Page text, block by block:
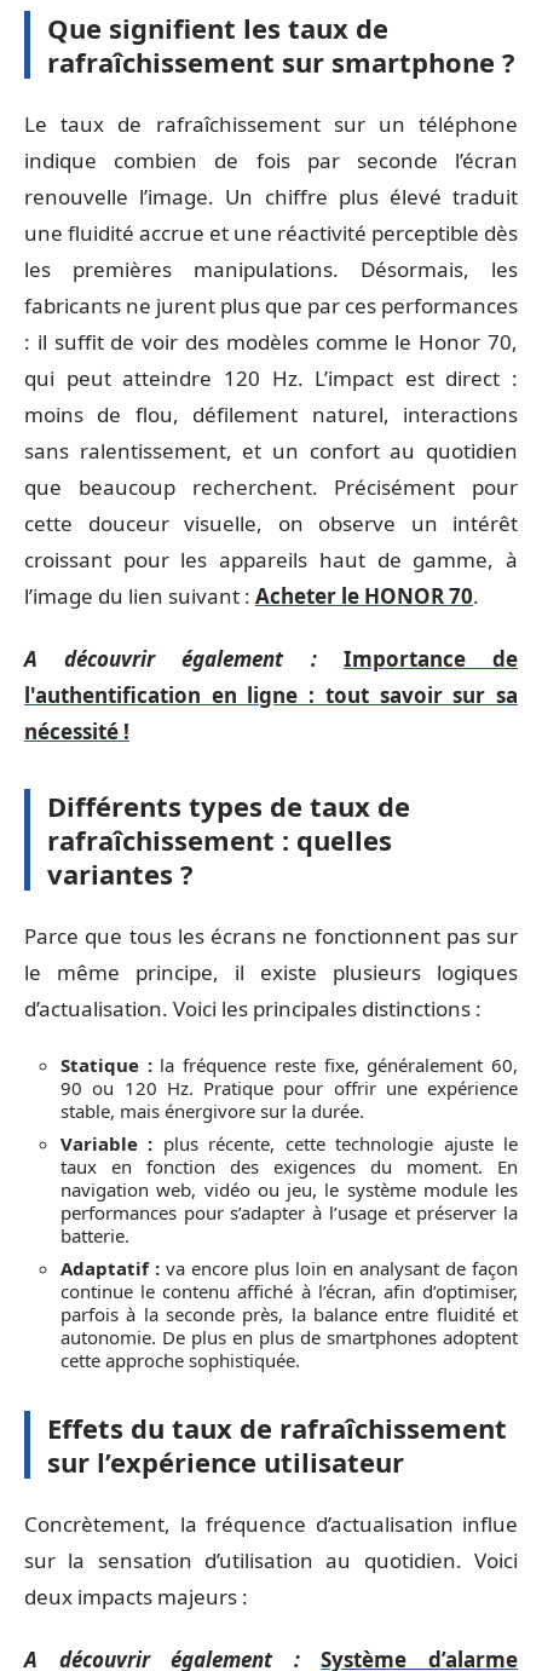
Que signifient les taux de
rafraîchissement sur smartphone ?
Le taux de rafraîchissement sur un téléphone
indique combien de fois par seconde l’écran
renouvelle l’image. Un chiffre plus élevé traduit
une fluidité accrue et une réactivité perceptible dès
les premières manipulations. Désormais, les
fabricants ne jurent plus que par ces performances
: il suffit de voir des modèles comme le Honor 70,
qui peut atteindre 120 Hz. L’impact est direct :
moins de flou, défilement naturel, interactions
sans ralentissement, et un confort au quotidien
que beaucoup recherchent. Précisément pour
cette douceur visuelle, on observe un intérêt
croissant pour les appareils haut de gamme, à
l’image du lien suivant : Acheter le HONOR 70.
A découvrir également :
Importance de
l'authentification en ligne : tout savoir sur sa
nécessité !
Différents types de taux de
rafraîchissement : quelles
variantes ?
Parce que tous les écrans ne fonctionnent pas sur
le même principe, il existe plusieurs logiques
d’actualisation. Voici les principales distinctions :
Statique :la fréquence reste fixe, généralement 60,
90 ou 120 Hz. Pratique pour offrir une expérience
stable, mais énergivore sur la durée.
Variable : plus récente, cette technologie ajuste le
taux en fonction des exigences du moment. En
navigation web, vidéo ou jeu, le système module les
performances pour s’adapter à l’usage et préserver la
batterie.
Adaptatif : va encore plus loin en analysant de façon
continue le contenu affiché à l’écran, afin d’optimiser,
parfois à la seconde près, la balance entre fluidité et
autonomie. De plus en plus de smartphones adoptent
cette approche sophistiquée.
Effets du taux de rafraîchissement
sur l’expérience utilisateur
Concrètement, la fréquence d’actualisation influe
sur la sensation d’utilisation au quotidien. Voici
deux impacts majeurs :
A découvrir également : Système d’alarme